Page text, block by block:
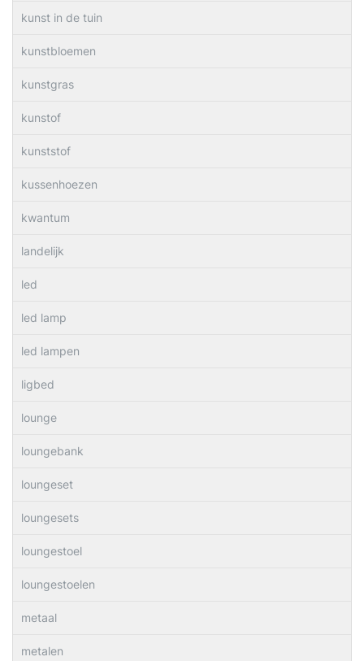
kunst in de tuin
kunstbloemen
kunstgras
kunstof
kunststof
kussenhoezen
kwantum
landelijk
led
led lamp
led lampen
ligbed
lounge
loungebank
loungeset
loungesets
loungestoel
loungestoelen
metaal
metalen